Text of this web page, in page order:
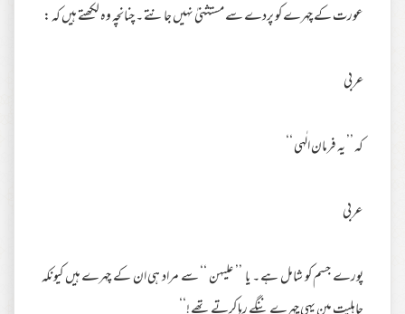
عورت کے چہرے کو پردے سے مستثنیٰ نہیں جانتے ۔ چنانچہ وہ لکھتے ہیں کہ :
عربی
کہ ’’ یہ فرمان الٰہی ‘‘
عربی
پورے جسم کو شامل ہے ۔ یا ’’ علیہن ‘‘ سے مراد ہی ان کے چہرے ہیں کیونکہ